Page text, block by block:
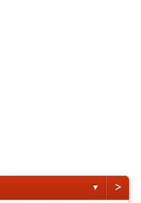
▼ >